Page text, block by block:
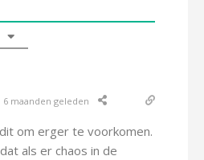
6 maanden geleden
om erger te voorkomen.
als er chaos in de